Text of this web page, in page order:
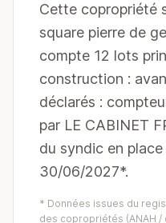
Cette copropriété
square pierre de
compte 12 lots
construction :
déclarés :
par LE CABINET
du syndic en
30/06/2027*.
* Données issues du
des copropriétés (ANAH